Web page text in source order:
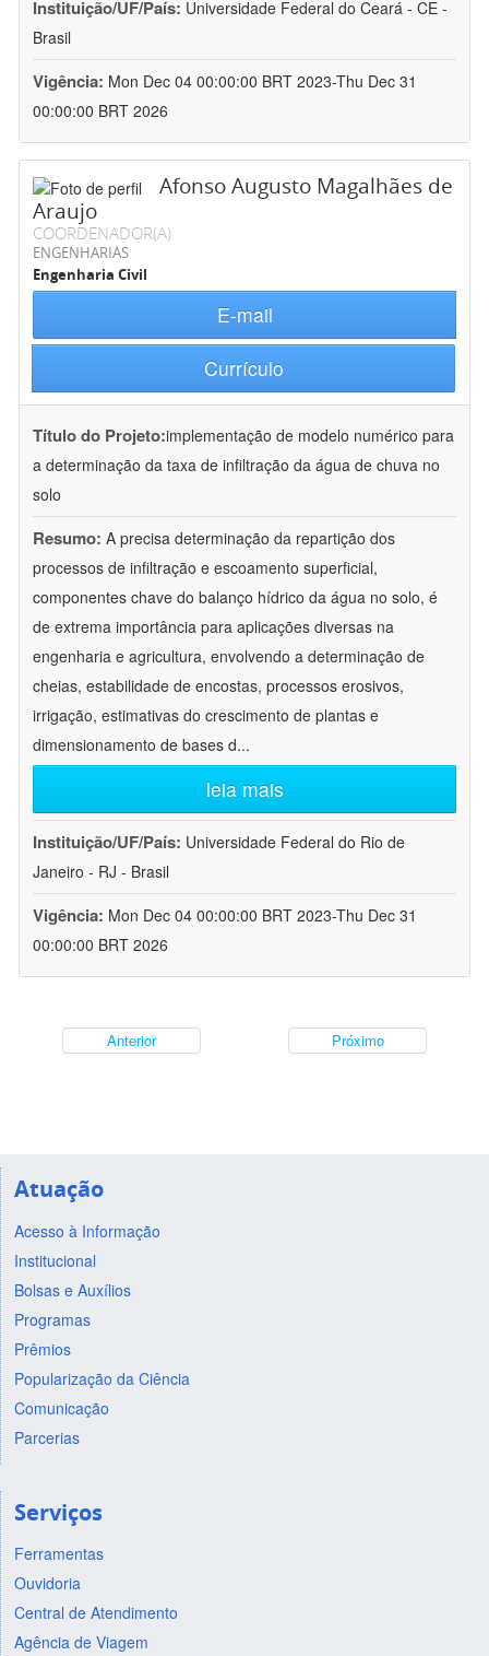
Instituição/UF/País: Universidade Federal do Ceará - CE -
Brasil
Vigência: Mon Dec 04 00:00:00 BRT 2023-Thu Dec 31
00:00:00 BRT 2026
Afonso Augusto Magalhães de
Araujo
COORDENADOR(A)
ENGENHARIAS
Engenharia Civil
E-mail
Currículo
Título do Projeto:implementação de modelo numérico para
a determinação da taxa de infiltração da água de chuva no
solo
Resumo: A precisa determinação da repartição dos
processos de infiltração e escoamento superficial,
componentes chave do balanço hídrico da água no solo, é
de extrema importância para aplicações diversas na
engenharia e agricultura, envolvendo a determinação de
cheias, estabilidade de encostas, processos erosivos,
irrigação, estimativas do crescimento de plantas e
dimensionamento de bases d...
leia mais
Instituição/UF/País: Universidade Federal do Rio de
Janeiro - RJ - Brasil
Vigência: Mon Dec 04 00:00:00 BRT 2023-Thu Dec 31
00:00:00 BRT 2026
Anterior Próximo
Atuação
Acesso à Informação
Institucional
Bolsas e Auxílios
Programas
Prêmios
Popularização da Ciência
Comunicação
Parcerias
Serviços
Ferramentas
Ouvidoria
Central de Atendimento
Agência de Viagem